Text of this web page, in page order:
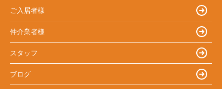
ご入居者様
仲介業者様
スタッフ
ブログ